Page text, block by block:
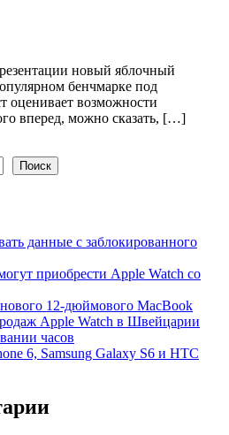
новый яблочный
бенчмарке под
оценивает возможности
вперед, можно сказать, […]
Поиск
данные с заблокированного
приобрести Apple Watch со
12-дюймового MacBook
Apple Watch в Швейцарии
часов
6, Samsung Galaxy S6 и HTC